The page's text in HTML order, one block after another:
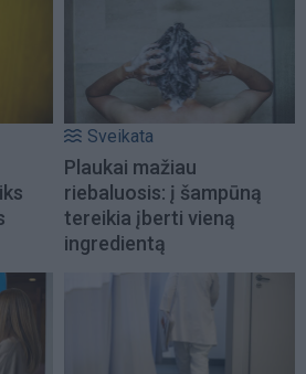
Sveikata
Plaukai mažiau
riebaluosis: į šampūną
tereikia įberti vieną
ingredientą